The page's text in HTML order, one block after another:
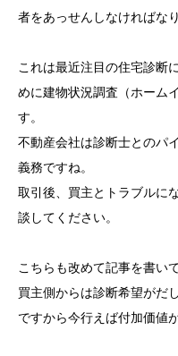
者をあっせんしなければな
これは最近注目の住宅診断
めに建物状況調査（ホーム
す。
不動産会社は診断士とのパ
義務ですね。
取引後、買主とトラブルに
談してください。
こちらも改めて記事を書い
買主側からは診断希望がだ
ですから今行えば付加価値